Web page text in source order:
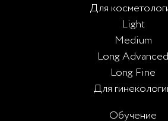
Для
Light
Medium
Long Advanced
Long Fine
Для
Обучение